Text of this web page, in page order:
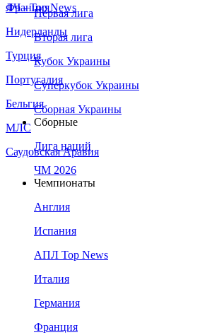
Франция
Нидерланды
Турция
Португалия
Бельгия
МЛС
Саудовская Аравия
ЛЧ - Top News
Первая лига
Вторая лига
Кубок Украины
Суперкубок Украины
Сборная Украины
Сборные
Лига наций
ЧМ 2026
Чемпионаты
Англия
Испания
АПЛ Top News
Италия
Германия
Франция